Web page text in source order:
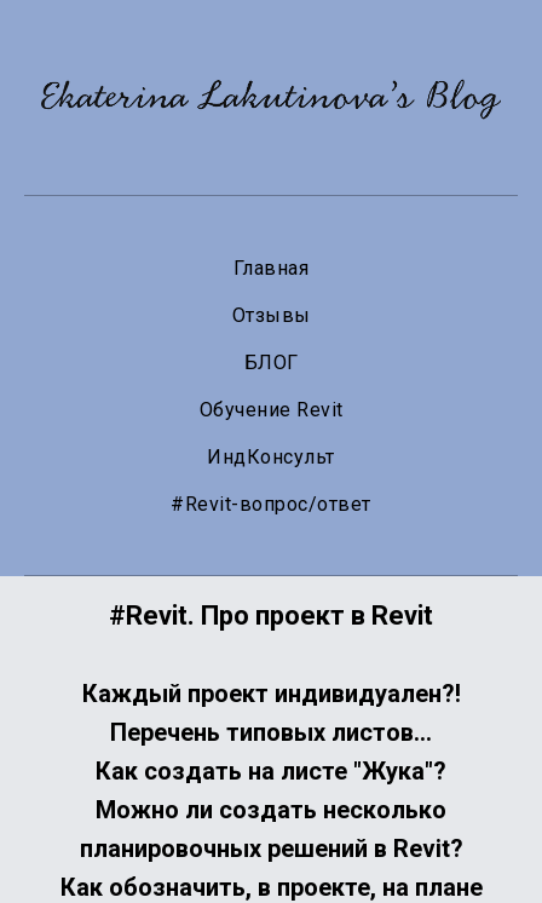
Главная
Отзывы
БЛОГ
Обучение Revit
ИндКонсульт
#Revit-вопрос/ответ
#Revit. Про проект в Revit
Каждый проект индивидуален?!
Перечень типовых листов…
Как создать на листе "Жука"?
Можно ли создать несколько
планировочных решений в Revit?
Как обозначить, в проекте, на плане